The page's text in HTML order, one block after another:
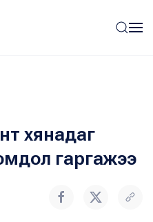
хянадаг
гаргажээ